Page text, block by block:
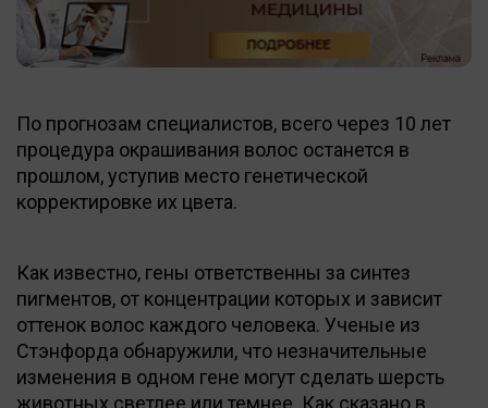
По прогнозам специалистов, всего через 10 лет
процедура окрашивания волос останется в
прошлом, уступив место генетической
корректировке их цвета.
Как известно, гены ответственны за синтез
пигментов, от концентрации которых и зависит
оттенок волос каждого человека. Ученые из
Стэнфорда обнаружили, что незначительные
изменения в одном гене могут сделать шерсть
животных светлее или темнее. Как сказано в